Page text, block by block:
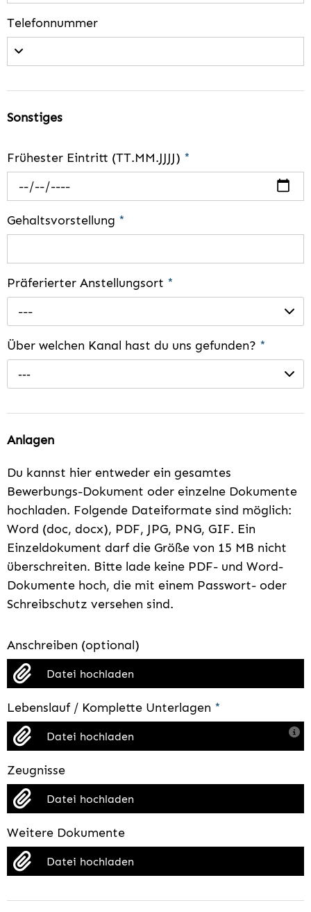
Telefonnummer
Sonstiges
Frühester Eintritt (TT.MM.JJJJ) *
Gehaltsvorstellung *
Präferierter Anstellungsort *
---
Über welchen Kanal hast du uns gefunden? *
---
Anlagen
Du kannst hier entweder ein gesamtes
Bewerbungs-Dokument oder einzelne Dokumente
hochladen. Folgende Dateiformate sind möglich:
Word (doc, docx), PDF, JPG, PNG, GIF. Ein
Einzeldokument darf die Größe von 15 MB nicht
überschreiten. Bitte lade keine PDF- und Word-
Dokumente hoch, die mit einem Passwort- oder
Schreibschutz versehen sind.
Anschreiben (optional)
Datei hochladen
Lebenslauf / Komplette Unterlagen *
Datei hochladen
Zeugnisse
Datei hochladen
Weitere Dokumente
Datei hochladen